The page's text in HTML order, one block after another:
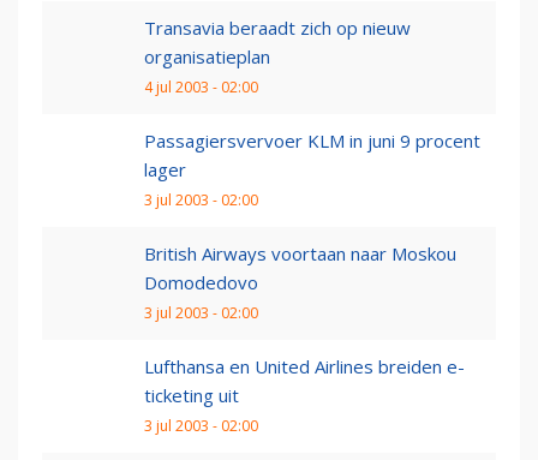
Transavia beraadt zich op nieuw
organisatieplan
4 jul 2003 - 02:00
Passagiersvervoer KLM in juni 9 procent
lager
3 jul 2003 - 02:00
British Airways voortaan naar Moskou
Domodedovo
3 jul 2003 - 02:00
Lufthansa en United Airlines breiden e-
ticketing uit
3 jul 2003 - 02:00